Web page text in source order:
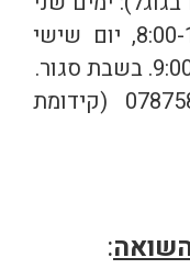
עד חמישי, בין השעות 8:00-14:30, יום שישי
טלפון ליצירת קשר: 0787584104 (קידומת
: